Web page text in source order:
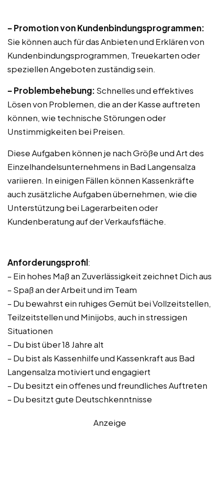
– Promotion von Kundenbindungsprogrammen:
Sie können auch für das Anbieten und Erklären von
Kundenbindungsprogrammen, Treuekarten oder
speziellen Angeboten zuständig sein.
– Problembehebung: Schnelles und effektives
Lösen von Problemen, die an der Kasse auftreten
können, wie technische Störungen oder
Unstimmigkeiten bei Preisen.
Diese Aufgaben können je nach Größe und Art des
Einzelhandelsunternehmens in Bad Langensalza
variieren. In einigen Fällen können Kassenkräfte
auch zusätzliche Aufgaben übernehmen, wie die
Unterstützung bei Lagerarbeiten oder
Kundenberatung auf der Verkaufsfläche.
Anforderungsprofil:
– Ein hohes Maß an Zuverlässigkeit zeichnet Dich aus
– Spaß an der Arbeit und im Team
– Du bewahrst ein ruhiges Gemüt bei Vollzeitstellen,
Teilzeitstellen und Minijobs, auch in stressigen
Situationen
– Du bist über 18 Jahre alt
– Du bist als Kassenhilfe und Kassenkraft aus Bad
Langensalza motiviert und engagiert
– Du besitzt ein offenes und freundliches Auftreten
– Du besitzt gute Deutschkenntnisse
Anzeige